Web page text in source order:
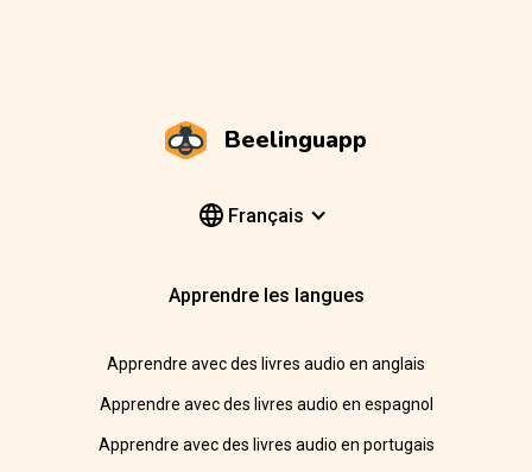
Beelinguapp
Français
Apprendre les langues
Apprendre avec des livres audio en anglais
Apprendre avec des livres audio en espagnol
Apprendre avec des livres audio en portugais